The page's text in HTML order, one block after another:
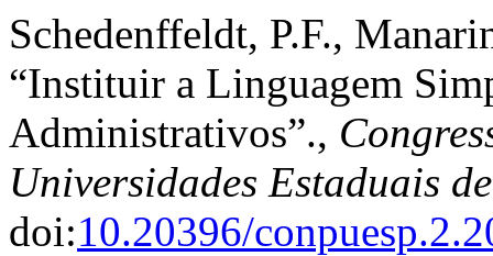
Schedenffeldt, P.F.,
“Instituir a Linguagem
Administrativos”.,
Universidades Estaduais
doi:10.20396/